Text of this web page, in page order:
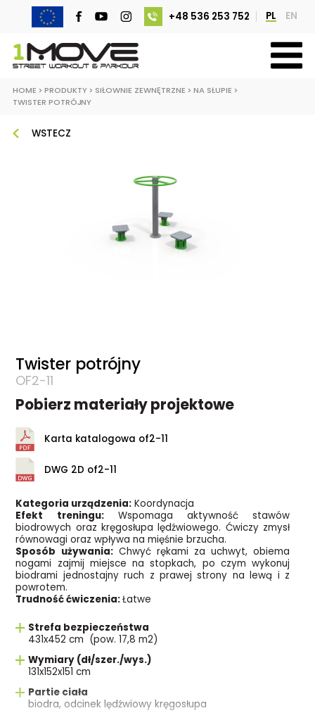
+48 536 253 752 PL EN
HOME > PRODUKTY> SIŁOWNIE ZEWNĘTRZNE > NA SŁUPIE >
TWISTER POTRÓJNY
WSTECZ
Twister potrójny
OF2-11
Pobierz materiały projektowe
Karta katalogowa of2-11
DWG 2D of2-11
Kategoria urządzenia: Koordynacja
Efekt treningu:Wspomaga aktywność stawów
biodrowych oraz kręgosłupa lędźwiowego. Ćwiczy zmysł
równowagi oraz wpływa na mięśnie brzucha.
Sposób używania:Chwyć rękami za uchwyt, obiema
nogami zajmij miejsce na stopkach, po czym wykonuj
biodrami jednostajny ruch z prawej strony na lewą i z
powrotem.
Trudność ćwiczenia:Łatwe
Strefa bezpieczeństwa
431x452 cm (pow. 17,8 m2)
Wymiary (dł/szer./wys.)
131x152x151 cm
Partie ciała
biodra, odcinek lędźwiowy kręgosłupa